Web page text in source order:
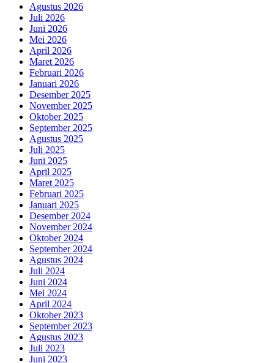
Agustus 2026
Juli 2026
Juni 2026
Mei 2026
April 2026
Maret 2026
Februari 2026
Januari 2026
Desember 2025
November 2025
Oktober 2025
September 2025
Agustus 2025
Juli 2025
Juni 2025
April 2025
Maret 2025
Februari 2025
Januari 2025
Desember 2024
November 2024
Oktober 2024
September 2024
Agustus 2024
Juli 2024
Juni 2024
Mei 2024
April 2024
Oktober 2023
September 2023
Agustus 2023
Juli 2023
Juni 2023